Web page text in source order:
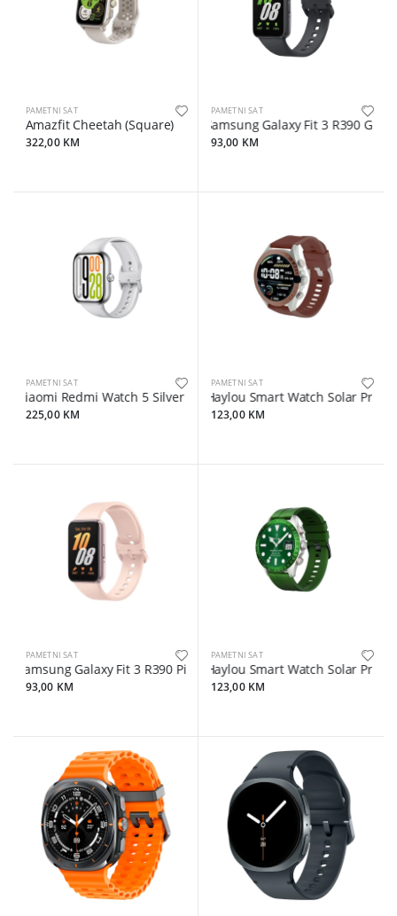
PAMETNI SAT
Amazfit Cheetah (Square)
322,00 KM
PAMETNI SAT
Samsung Galaxy Fit 3 R390 Gray
93,00 KM
PAMETNI SAT
Xiaomi Redmi Watch 5 Silver gray
225,00 KM
PAMETNI SAT
Haylou Smart Watch Solar Pro
123,00 KM
PAMETNI SAT
Samsung Galaxy Fit 3 R390 Pink Gold
93,00 KM
PAMETNI SAT
Haylou Smart Watch Solar Pro
123,00 KM